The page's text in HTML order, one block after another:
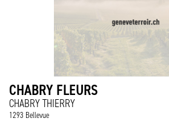
CHABRY FLEURS
CHABRY THIERRY
1293 Bellevue